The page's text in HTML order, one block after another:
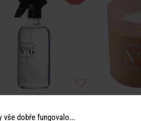
bytu ve spreji Vanilla Moments
vše dobře fungovalo...